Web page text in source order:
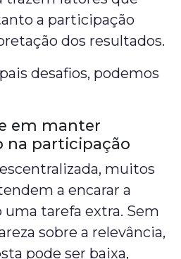
a participação
dos resultados.
desafios, podemos
em manter
na participação
muitos
a encarar a
uma tarefa extra. Sem
sobre a relevância,
pode ser baixa,